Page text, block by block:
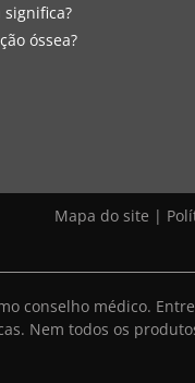
óssea?
Mapa do site |
conselho médico.
Nem todos os